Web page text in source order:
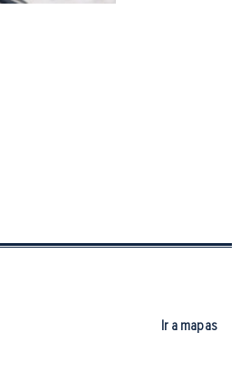
Ir a mapas